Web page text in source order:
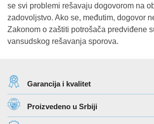
se svi problemi rešavaju dogovorom na
zadovoljstvo. Ako se, međutim, dogovor
Zakonom o zaštiti potrošača predviđene
vansudskog rešavanja sporova.
Garancija i kvalitet
Proizvedeno u Srbiji